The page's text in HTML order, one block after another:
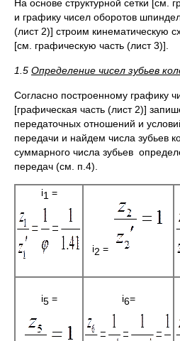
На основе структурной сетки [см.
и графику чисел оборотов
(лист 2)] строим кинематическую
[см. графическую часть (лист 3)].
1.5 Определение чисел зубьев
Согласно построенному графику
[графическая часть (лист 2)]
передаточных отношений и
передачи и найдем числа зубьев
суммарного числа зубьев
передач (см. п.4).
i1 =
i2 =
i5 = i6=